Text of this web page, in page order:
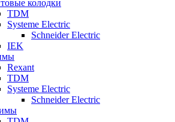
колодки
TDM
Systeme Electric
Schneider Electric
IEK
Rexant
TDM
Systeme Electric
Schneider Electric